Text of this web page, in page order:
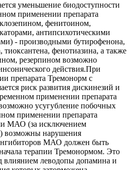
уменьшение биодоступности
применении препарата
фенитоином,
антипсихотическими
- производными бутирофенона,
фенотиазина, а также
резерпином возможно
действия.При
препарата Тремонорм с
риск развития дискинезий и
применении препарата
усугубление побочных
применении препарата
МАО (за исключением
возможны нарушения
МАО должен быть
терапии Тремонормом. Это
влиянием леводопы допамина и